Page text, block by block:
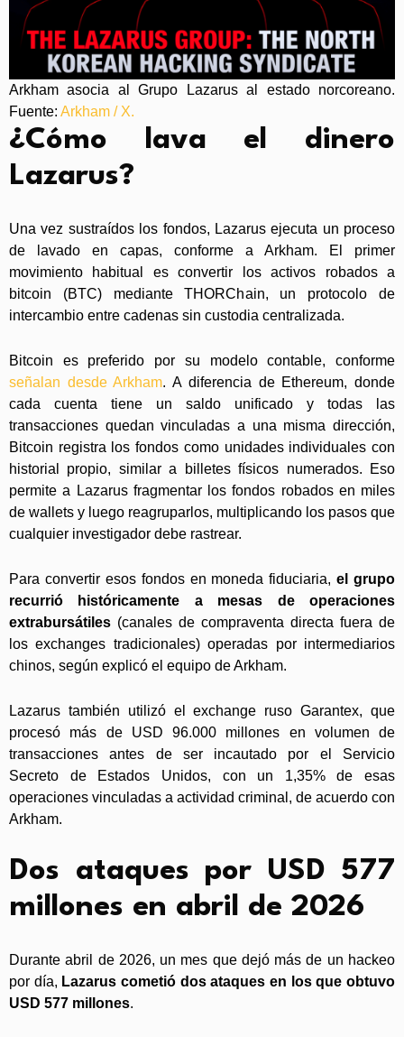
Arkham asocia al Grupo Lazarus al estado norcoreano.
Fuente: Arkham / X.
¿Cómo lava el dinero
Lazarus?
Una vez sustraídos los fondos, Lazarus ejecuta un proceso
de lavado en capas, conforme a Arkham. El primer
movimiento habitual es convertir los activos robados a
bitcoin (BTC) mediante THORChain, un protocolo de
intercambio entre cadenas sin custodia centralizada.
Bitcoin es preferido por su modelo contable, conforme
señalan desde Arkham. A diferencia de Ethereum, donde
cada cuenta tiene un saldo unificado y todas las
transacciones quedan vinculadas a una misma dirección,
Bitcoin registra los fondos como unidades individuales con
historial propio, similar a billetes físicos numerados. Eso
permite a Lazarus fragmentar los fondos robados en miles
de wallets y luego reagruparlos, multiplicando los pasos que
cualquier investigador debe rastrear.
Para convertir esos fondos en moneda fiduciaria,el grupo
recurrió históricamente a mesas de operaciones
extrabursátiles (canales de compraventa directa fuera de
los exchanges tradicionales) operadas por intermediarios
chinos, según explicó el equipo de Arkham.
Lazarus también utilizó el exchange ruso Garantex, que
procesó más de USD 96.000 millones en volumen de
transacciones antes de ser incautado por el Servicio
Secreto de Estados Unidos, con un 1,35% de esas
operaciones vinculadas a actividad criminal, de acuerdo con
Arkham.
Dos ataques por USD 577
millones en abril de 2026
Durante abril de 2026, un mes que dejó más de un hackeo
por día, Lazarus cometió dos ataques en los que obtuvo
USD 577 millones.